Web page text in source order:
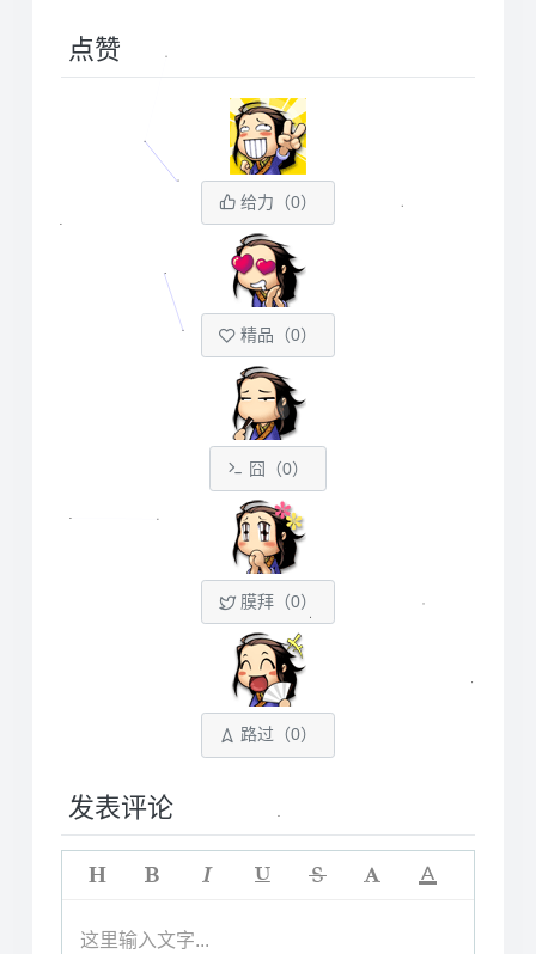
点赞
给力（0）
精品（0）
囧（0）
膜拜（0）
路过（0）
发表评论
这里输入文字...